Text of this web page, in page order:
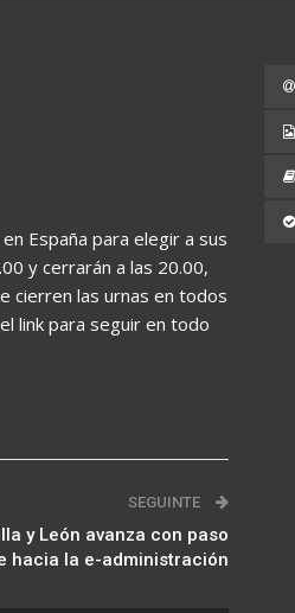
España para elegir a sus
y cerrarán a las 20.00,
cierren las urnas en todos
link para seguir en todo
SEGUINTE
y León avanza con paso
hacia la e-administración